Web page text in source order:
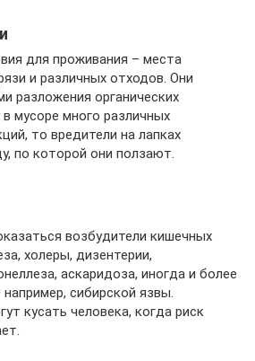
для проживания – места
и различных отходов. Они
разложения органических
мусоре много различных
то вредители на лапках
по которой они ползают.
возбудители кишечных
холеры, дизентерии,
аскаридоза, иногда и более
сибирской язвы.
кусать человека, когда риск